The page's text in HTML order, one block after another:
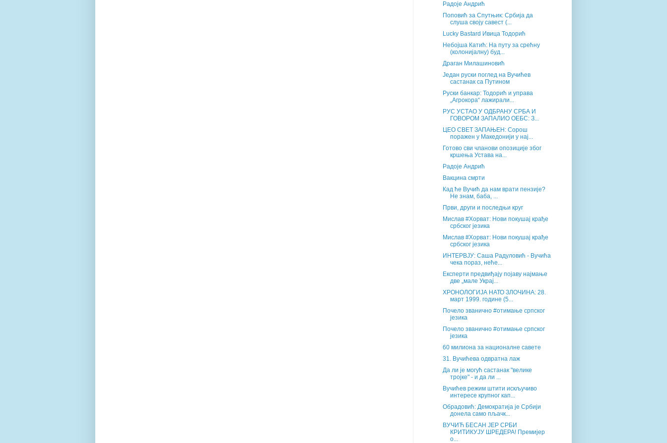
Радоје Андрић
Поповић за Спутњик: Србија да
слуша своју савест (...
Lucky Bastard Ивица Тодорић
Небојша Катић: На путу за срећну
(колонијалну) буд...
Драган Милашиновић
Један руски поглед на Вучићев
састанак са Путином
Руски банкар: Тодорић и управа
„Агрокора“ лажирали...
РУС УСТАО У ОДБРАНУ СРБА И
ГОВОРОМ ЗАПАЛИО ОЕБС: З...
ЦЕО СВЕТ ЗАПАЊЕН: Сорош
поражен у Македонији у нај...
Готово сви чланови опозиције због
кршења Устава на...
Радоје Андрић
Вакцина смрти
Кад ће Вучић да нам врати пензије?
Не знам, баба, ...
Први, други и последњи круг
Мислав #Хорват: Нови покушај крађе
србског језика
Мислав #Хорват: Нови покушај крађе
србског језика
ИНТЕРВЈУ: Саша Радуловић - Вучића
чека пораз, неће...
Експерти предвиђају појаву најмање
две „мале Украј...
ХРОНОЛОГИЈА НАТО ЗЛОЧИНА: 28.
март 1999. године (5...
Почело званично #отимање српског
језика
Почело званично #отимање српског
језика
60 милиона за националне савете
31. Вучићева одвратна лаж
Да ли је могућ састанак "велике
тројке" - и да ли ...
Вучићев режим штити искључиво
интересе крупног кап...
Обрадовић: Демократија је Србији
донела само пљачк...
ВУЧИЋ БЕСАН ЈЕР СРБИ
КРИТИКУЈУ ШРЕДЕРА! Премијер
о...